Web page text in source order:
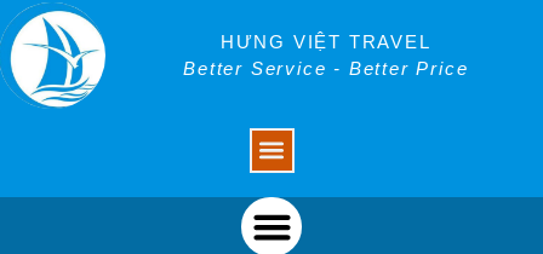
Skip
to
content
HƯNG VIỆT TRAVEL
Better Service - Better Price
Menu
Post
navigation